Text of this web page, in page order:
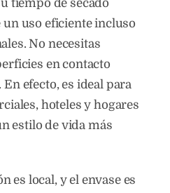
tiempo de secado
uso eficiente incluso
No necesitas
en contacto
efecto, es ideal para
hoteles y hogares
estilo de vida más
es local, y el envase es